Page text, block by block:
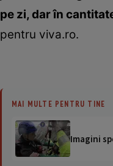
pe zi, dar în
pentru viva.ro.
MAI MULTE PENTRU TINE
Imagini